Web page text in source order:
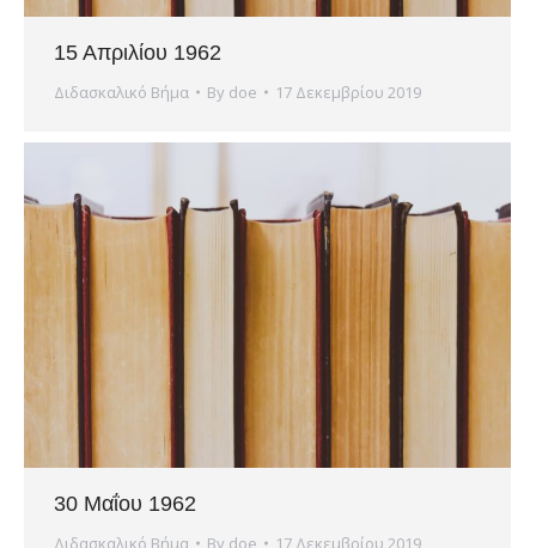
15 Απριλίου 1962
Διδασκαλικό Βήμα By doe 17 Δεκεμβρίου 2019
30 Μαΐου 1962
Διδασκαλικό Βήμα By doe 17 Δεκεμβρίου 2019